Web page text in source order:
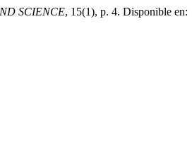
SCIENCE, 15(1), p. 4. Disponible en: